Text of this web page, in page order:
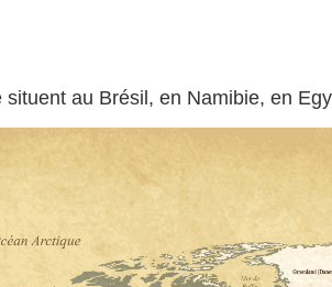
au Brésil, en Namibie, en